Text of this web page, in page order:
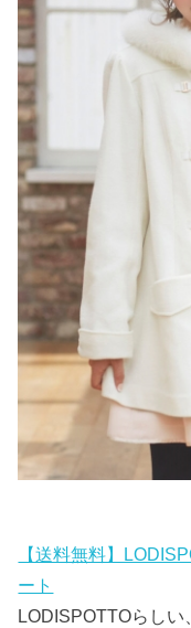
【送料無料】
ート
LODISPOTTOらし